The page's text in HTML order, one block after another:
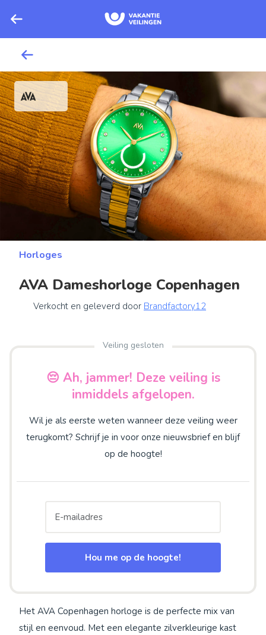
Horloges
AVA Dameshorloge Copenhagen
Verkocht en geleverd door Brandfactory12
Veiling gesloten
😔 Ah, jammer! Deze veiling is
inmiddels afgelopen.
Wil je als eerste weten wanneer deze veiling weer
terugkomt? Schrijf je in voor onze nieuwsbrief en blijf
op de hoogte!
Hou me op de hoogte!
Het AVA Copenhagen horloge is de perfecte mix van
stijl en eenvoud. Met een elegante zilverkleurige kast